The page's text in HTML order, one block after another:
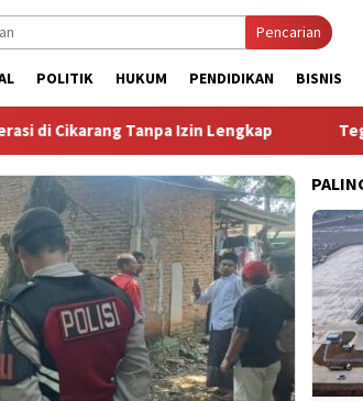
Pencarian
POLITIK HUKUM PENDIDIKAN BISNIS
Izin Lengkap Tegal Danas Darurat